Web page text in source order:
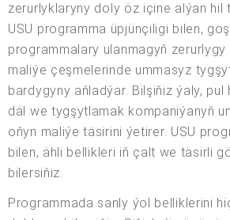
zerurlyklaryny doly öz içine alýan hil
USU programma üpjünçiligi bilen,
programmalary ulanmagyň
maliýe çeşmelerinde ummasyz
bardygyny aňladýar. Bilşiňiz ýaly,
däl we tygşytlamak kompaniýanyň
oňyn maliýe täsirini ýetirer. USU
bilen, ähli bellikleri iň çalt we täsirli
bilersiňiz.
Programmada sanly ýol belliklerini